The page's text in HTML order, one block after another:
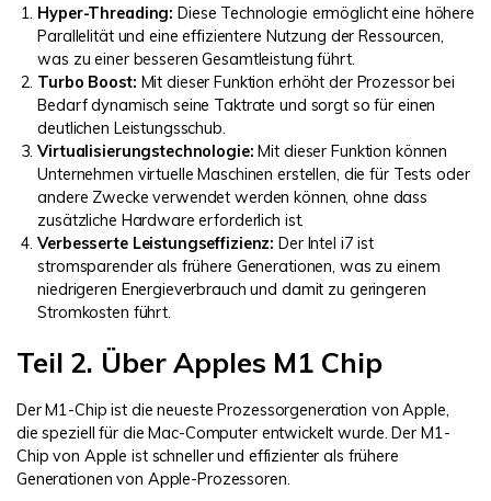
Hyper-Threading: Diese Technologie ermöglicht eine höhere
Parallelität und eine effizientere Nutzung der Ressourcen,
was zu einer besseren Gesamtleistung führt.
Turbo Boost: Mit dieser Funktion erhöht der Prozessor bei
Bedarf dynamisch seine Taktrate und sorgt so für einen
deutlichen Leistungsschub.
Virtualisierungstechnologie: Mit dieser Funktion können
Unternehmen virtuelle Maschinen erstellen, die für Tests oder
andere Zwecke verwendet werden können, ohne dass
zusätzliche Hardware erforderlich ist.
Verbesserte Leistungseffizienz: Der Intel i7 ist
stromsparender als frühere Generationen, was zu einem
niedrigeren Energieverbrauch und damit zu geringeren
Stromkosten führt.
Teil 2. Über Apples M1 Chip
Der M1-Chip ist die neueste Prozessorgeneration von Apple,
die speziell für die Mac-Computer entwickelt wurde. Der M1-
Chip von Apple ist schneller und effizienter als frühere
Generationen von Apple-Prozessoren.